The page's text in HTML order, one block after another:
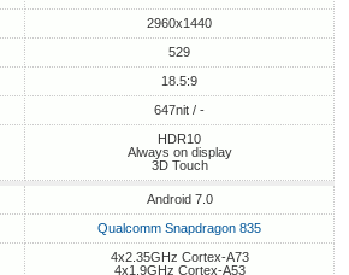
2960x1440
529
18.5:9
647nit / -
HDR10
Always on display
3D Touch
Android 7.0
Qualcomm Snapdragon 835
4x2.35GHz Cortex-A73
4x1.9GHz Cortex-A53